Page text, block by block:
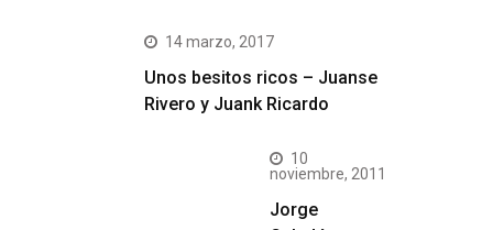
14 marzo, 2017
Unos besitos ricos – Juanse
Rivero y Juank Ricardo
10
noviembre, 2011
Jorge